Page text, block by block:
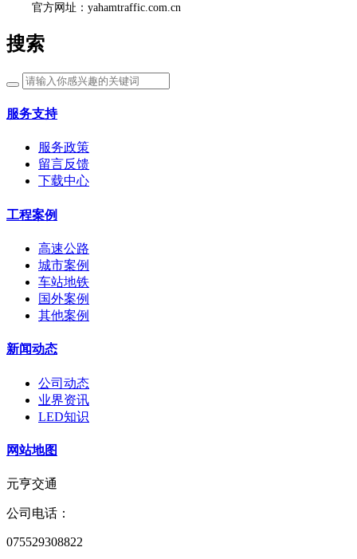
官方网址：yahamtraffic.com.cn
搜索
服务支持
服务政策
留言反馈
下载中心
工程案例
高速公路
城市案例
车站地铁
国外案例
其他案例
新闻动态
公司动态
业界资讯
LED知识
网站地图
元亨交通
公司电话：
075529308822